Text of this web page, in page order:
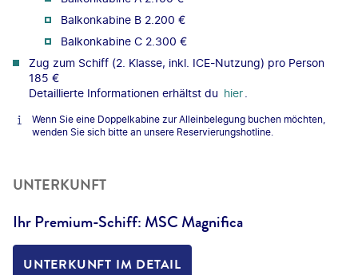
Balkonkabine B 2.200 €
Balkonkabine C 2.300 €
Zug zum Schiff (2. Klasse, inkl. ICE-Nutzung) pro Person
185 €
Detaillierte Informationen erhältst du hier
Wenn Sie eine Doppelkabine zur Alleinbelegung buchen möchten,
wenden Sie sich bitte an unsere Reservierungshotline.
UNTERKUNFT
Ihr Premium-Schiff: MSC Magnifica
UNTERKUNFT IM DETAIL